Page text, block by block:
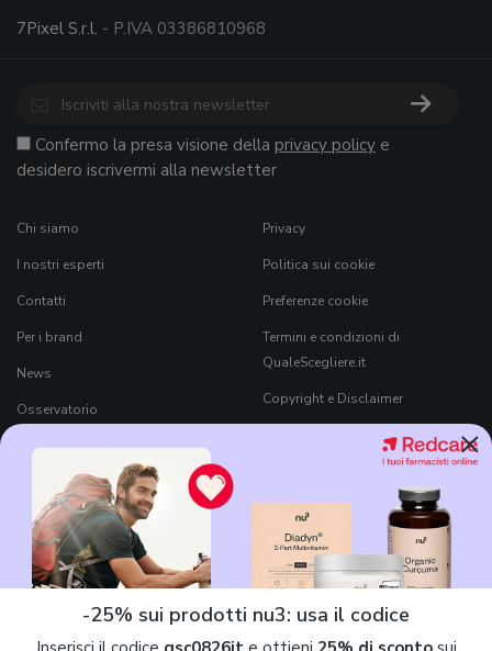
×
-25% sui prodotti nu3: usa il codice
7Pixel S.r.l. - P.IVA 03386810968
Confermo la presa visione della privacy policy e
desidero iscrivermi alla newsletter
Chi siamo
I nostri esperti
Contatti
Per i brand
News
Osservatorio
Ricerca Prodotti
Black Friday 2026
Privacy
Politica sui cookie
Preferenze cookie
Termini e condizioni di
QualeScegliere.it
Copyright e Disclaimer
Come funziona QualeScegliere.it